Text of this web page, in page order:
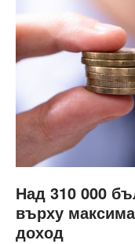
Над 310 000
върху
доход